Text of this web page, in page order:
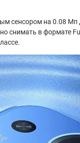
сенсором на 0.08
снимать в формате